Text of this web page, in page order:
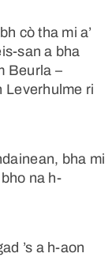
cò tha mi a’
san a bha
Beurla –
Leverhulme ri
bha mi
na h-
’s a h-aon